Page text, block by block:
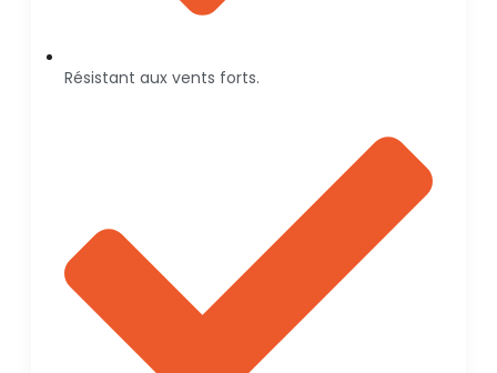
Résistant aux vents forts.